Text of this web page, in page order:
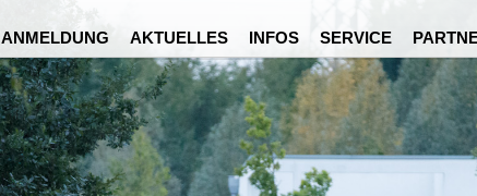
ANMELDUNG AKTUELLES INFOS SERVICE